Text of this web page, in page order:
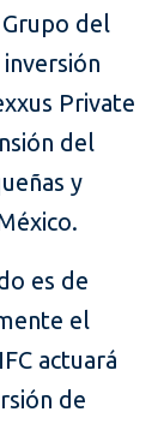
del
Private
del
y
es de
el
actuará
de